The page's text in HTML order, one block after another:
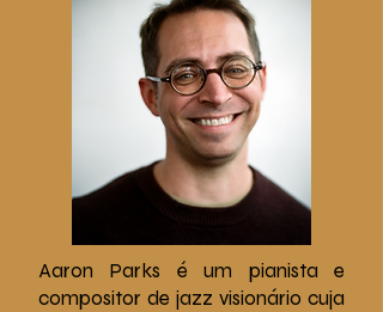
Aaron Parks é um pianista e
compositor de jazz visionário cuja